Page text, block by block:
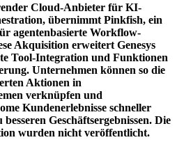
Cloud-Anbieter für KI-
übernimmt Pinkfish, ein
agentenbasierte Workflow-
Akquisition erweitert Genesys
Tool-Integration und Funktionen
Unternehmen können so die
Aktionen in
verknüpfen und
Kundenerlebnisse schneller
Geschäftsergebnissen. Die
wurden nicht veröffentlicht.